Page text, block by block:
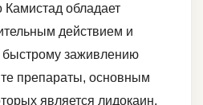
Камистад обладает
действием и
быстрому заживлению
препараты, основным
является лидокаин.